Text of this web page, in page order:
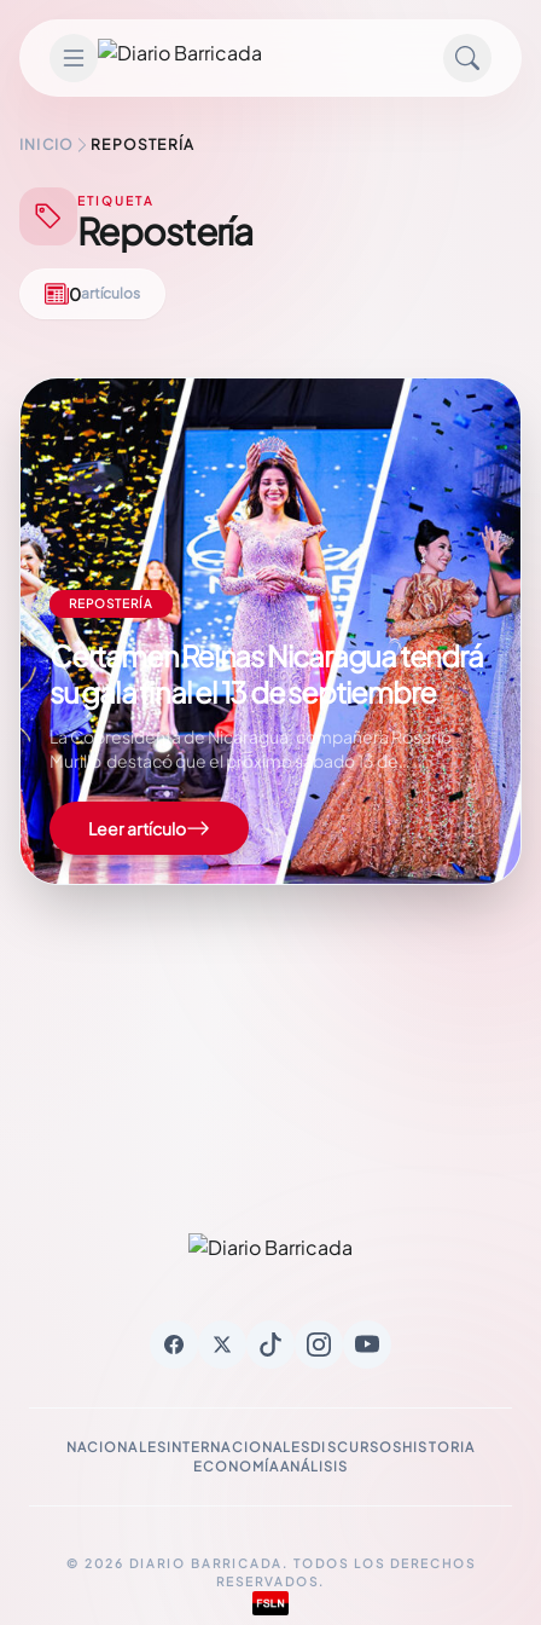
INICIO REPOSTERÍA
ETIQUETA
Repostería
0artículos
REPOSTERÍA
Certamen Reinas Nicaragua tendrá
su gala final el 13 de septiembre
La Copresidenta de Nicaragua, compañera Rosario
Murillo destacó que el próximo sábado 13 de
septiembre se realizará la gala final del Certamen Reinas
Nicaragua en el Teatro Nacional Rubén Darío, a partir de
las 6 de la tarde. «Gala final del Certamen Reinas
Nicaragua, esto es…
Leer artículo
NACIONALESINTERNACIONALESDISCURSOSHISTORIA
ECONOMÍAANÁLISIS
© 2026 DIARIO BARRICADA. TODOS LOS DERECHOS
RESERVADOS.